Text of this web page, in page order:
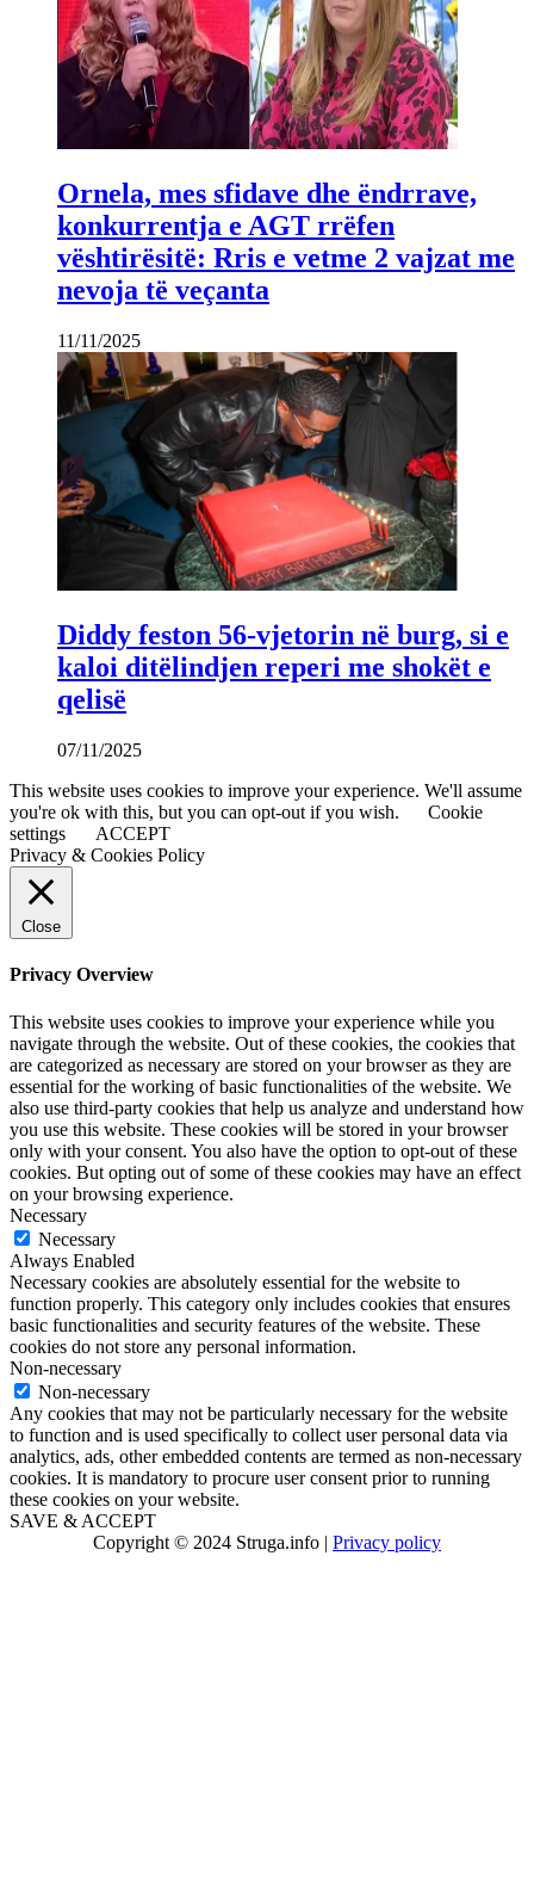
Ornela, mes sfidave dhe ëndrrave,
konkurrentja e AGT rrëfen
vështirësitë: Rris e vetme 2 vajzat me
nevoja të veçanta
11/11/2025
Diddy feston 56-vjetorin në burg, si e
kaloi ditëlindjen reperi me shokët e
qelisë
07/11/2025
This website uses cookies to improve your experience. We'll assume
you're ok with this, but you can opt-out if you wish.
Cookie
settings
ACCEPT
Privacy & Cookies Policy
Close
Privacy Overview
This website uses cookies to improve your experience while you
navigate through the website. Out of these cookies, the cookies that
are categorized as necessary are stored on your browser as they are
essential for the working of basic functionalities of the website. We
also use third-party cookies that help us analyze and understand how
you use this website. These cookies will be stored in your browser
only with your consent. You also have the option to opt-out of these
cookies. But opting out of some of these cookies may have an effect
on your browsing experience.
Necessary
Necessary
Always Enabled
Necessary cookies are absolutely essential for the website to
function properly. This category only includes cookies that ensures
basic functionalities and security features of the website. These
cookies do not store any personal information.
Non-necessary
Non-necessary
Any cookies that may not be particularly necessary for the website
to function and is used specifically to collect user personal data via
analytics, ads, other embedded contents are termed as non-necessary
cookies. It is mandatory to procure user consent prior to running
these cookies on your website.
SAVE & ACCEPT
Copyright © 2024 Struga.info | Privacy policy